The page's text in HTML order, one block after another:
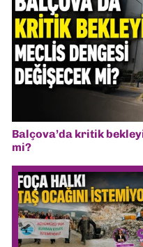
Balçova’da kritik
mi?